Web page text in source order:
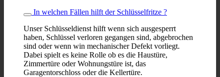
In welchen Fällen hilft der Schlüsselfritze ?
Unser Schlüsseldienst hilft wenn sich ausgesperrt
haben, Schlüssel verloren gegangen sind, abgebrochen
sind oder wenn win mechanischer Defekt vorliegt.
Dabei spielt es keine Rolle ob es die Haustüre,
Zimmertüre oder Wohnungstüre ist, das
Garagentorschloss oder die Kellertüre.